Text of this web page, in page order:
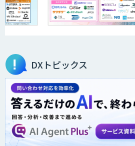
BIGDAT@Analysis
AI・データ活用
開発支援
DXトピックス